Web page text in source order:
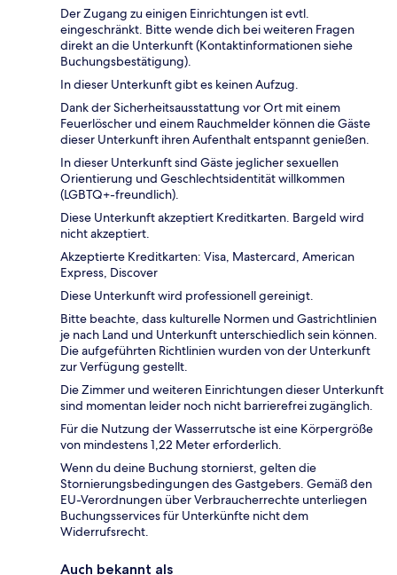
Der Zugang zu einigen Einrichtungen ist evtl.
eingeschränkt. Bitte wende dich bei weiteren Fragen
direkt an die Unterkunft (Kontaktinformationen siehe
Buchungsbestätigung).
In dieser Unterkunft gibt es keinen Aufzug.
Dank der Sicherheitsausstattung vor Ort mit einem
Feuerlöscher und einem Rauchmelder können die Gäste
dieser Unterkunft ihren Aufenthalt entspannt genießen.
In dieser Unterkunft sind Gäste jeglicher sexuellen
Orientierung und Geschlechtsidentität willkommen
(LGBTQ+-freundlich).
Diese Unterkunft akzeptiert Kreditkarten. Bargeld wird
nicht akzeptiert.
Akzeptierte Kreditkarten: Visa, Mastercard, American
Express, Discover
Diese Unterkunft wird professionell gereinigt.
Bitte beachte, dass kulturelle Normen und Gastrichtlinien
je nach Land und Unterkunft unterschiedlich sein können.
Die aufgeführten Richtlinien wurden von der Unterkunft
zur Verfügung gestellt.
Die Zimmer und weiteren Einrichtungen dieser Unterkunft
sind momentan leider noch nicht barrierefrei zugänglich.
Für die Nutzung der Wasserrutsche ist eine Körpergröße
von mindestens 1,22 Meter erforderlich.
Wenn du deine Buchung stornierst, gelten die
Stornierungsbedingungen des Gastgebers. Gemäß den
EU-Verordnungen über Verbraucherrechte unterliegen
Buchungsservices für Unterkünfte nicht dem
Widerrufsrecht.
Auch bekannt als